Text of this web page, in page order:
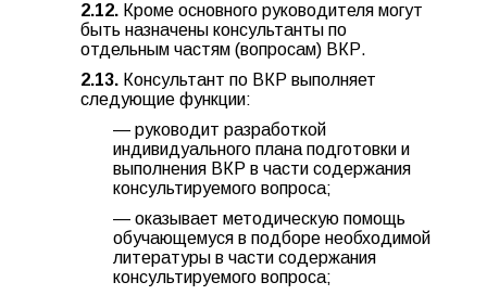
2.12. Кроме основного руководителя могут
быть назначены консультанты по
отдельным частям (вопросам) ВКР.
2.13. Консультант по ВКР выполняет
следующие функции:
— руководит разработкой
индивидуального плана подготовки и
выполнения ВКР в части содержания
консультируемого вопроса;
— оказывает методическую помощь
обучающемуся в подборе необходимой
литературы в части содержания
консультируемого вопроса;